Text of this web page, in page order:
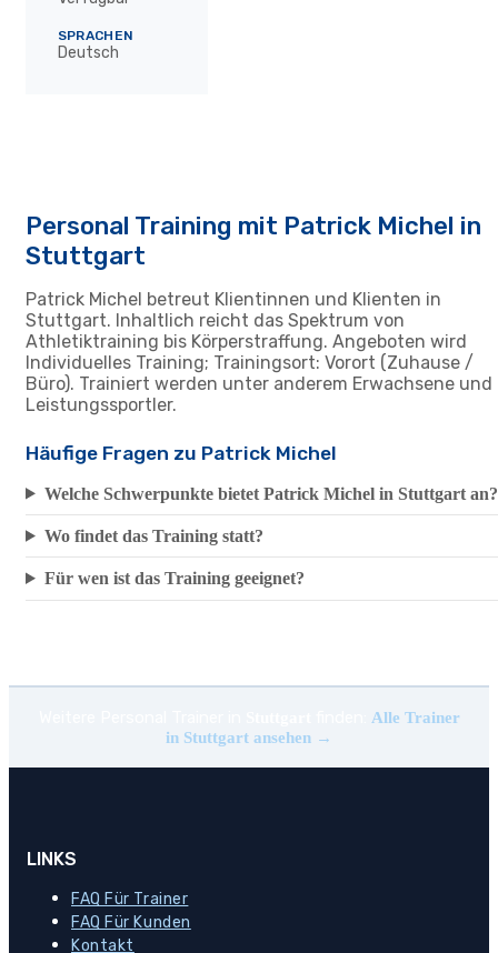
SPRACHEN
Deutsch
Personal Training mit Patrick Michel in
Stuttgart
Patrick Michel betreut Klientinnen und Klienten in
Stuttgart. Inhaltlich reicht das Spektrum von
Athletiktraining bis Körperstraffung. Angeboten wird
Individuelles Training; Trainingsort: Vorort (Zuhause /
Büro). Trainiert werden unter anderem Erwachsene und
Leistungssportler.
Häufige Fragen zu Patrick Michel
Welche Schwerpunkte bietet Patrick Michel in Stuttgart an?
Wo findet das Training statt?
Für wen ist das Training geeignet?
Alle Trainer
in Stuttgart ansehen →
LINKS
FAQ Für Trainer
FAQ Für Kunden
Kontakt